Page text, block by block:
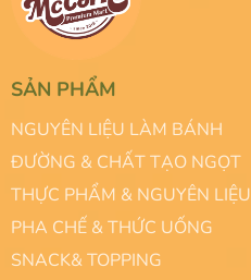
SẢN PHẨM
NGUYÊN LIỆU LÀM BÁNH
ĐƯỜNG & CHẤT TẠO NGỌT
THỰC PHẨM & NGUYÊN LIỆU
PHA CHẾ & THỨC UỐNG
SNACK& TOPPING